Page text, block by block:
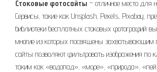
Стоковые фотосайты – отличное место для
Сервисы, такие как Unsplash, Pexels, Pixabay,
библиотеки бесплатных стоковых фотографий
многие из которых посвящены захватывающим
сайты позволяют фильтровать изображения
таким как «водопад», «море», «природа»,